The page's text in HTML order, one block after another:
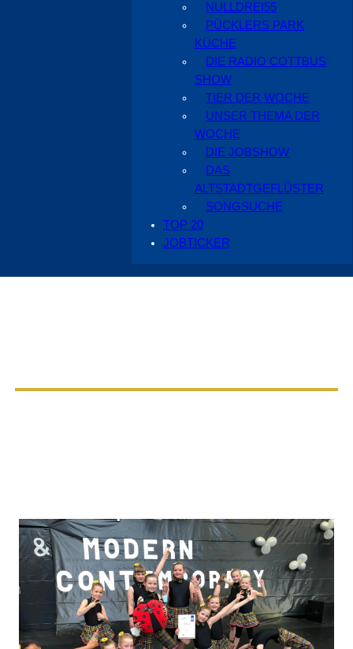
NULLDREI55
PÜCKLERS PARK
KÜCHE
DIE RADIO COTTBUS
SHOW
TIER DER WOCHE
UNSER THEMA DER
WOCHE
DIE JOBSHOW
DAS
ALTSTADTGEFLÜSTER
SONGSUCHE
TOP 20
JOBTICKER